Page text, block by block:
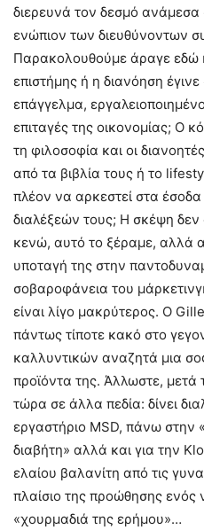
διερευνά τον δεσμό ανάμεσα
ενώπιον των διευθύνοντων
Παρακολουθούμε άραγε εδώ
επιστήμης ή η διανόηση
επάγγελμα,
επιταγές της οικονομίας; Ο
τη φιλοσοφία και οι
από τα βιβλία τους ή το
πλέον να αρκεστεί στα
διαλέξεών τους; Η σκέψη δεν
κενώ, αυτό το ξέραμε, αλλά
υποταγή της στην
σοβαροφάνεια του
είναι λίγο μακρύτερος. Ο
πάντως τίποτε κακό στο
καλλυντικών αναζητά μια
προϊόντα της. Άλλωστε, μετά
τώρα σε άλλα πεδία: δίνει
εργαστήριο MSD, πάνω στην
διαβήτη» αλλά και για την
ελαίου βαλανίτη από τις
πλαίσιο της προώθησης
«χουρμαδιά της ερήμου»…